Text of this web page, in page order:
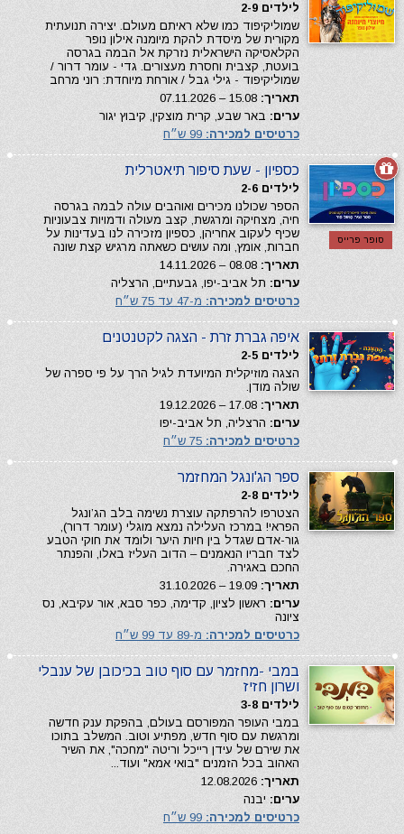
לילדים 2-9
שמוליקיפוד כמו שלא ראיתם מעולם. יצירה תנועתית
מקורית של מיסדת להקת מיומנה אילון נופר
הקלאסיקה הישראלית נזרקת אל הבמה בגרסה
בועטת, קצבית וחסרת מעצורים. גדי - עומר דרור /
שמוליקיפוד - גילי גבל / אורחת מיוחדת: רוני מרחב
תאריך:
ערים: באר שבע, קרית מוצקין, קיבוץ יגור
כרטיסים למכירה:
סופר פרייס
כספיון - שעת סיפור תיאטרלית
לילדים 2-6
הספר שכולנו מכירים ואוהבים עולה לבמה בגרסה
חיה, מצחיקה ומרגשת, קצב מעולה ודמויות צבעוניות
שכיף לעקוב אחריהן, כספיון מזכירה לנו בעדינות על
חברות, אומץ, ומה עושים כשאתה מרגיש קצת שונה
תאריך:
ערים: תל אביב-יפו, גבעתיים, הרצליה
כרטיסים למכירה: מ-47 עד 75 ש״ח
איפה גברת זרת - הצגה לקטנטנים
לילדים 2-5
הצגה מוזיקלית המיועדת לגיל הרך על פי ספרה של
שולה מודן.
תאריך:
ערים: הרצליה, תל אביב-יפו
כרטיסים למכירה:
ספר הג'ונגל המחזמר
לילדים 2-8
הצטרפו להרפתקה עוצרת נשימה בלב הג’ונגל
הפראי! במרכז העלילה נמצא מוגלי (עומר דרור),
גור-אדם שגדל בין חיות היער ולומד את חוקי הטבע
לצד חבריו הנאמנים – הדוב העליז באלו, והפנתר
החכם באגירה.
תאריך:
ערים: ראשון לציון, קדימה, כפר סבא, אור עקיבא, נס
ציונה
כרטיסים למכירה: מ-89 עד 99 ש״ח
במבי -מחזמר עם סוף טוב בכיכובן של ענבלי
ושרון חזיז
לילדים 3-8
במבי העופר המפורסם בעולם, בהפקת ענק חדשה
ומרגשת עם סוף חדש, מפתיע וטוב. המשלב בתוכו
את שירם של עידן רייכל וריטה "מחכה", את השיר
האהוב בכל הזמנים "בואי אמא" ועוד...
תאריך:
ערים: יבנה
כרטיסים למכירה: